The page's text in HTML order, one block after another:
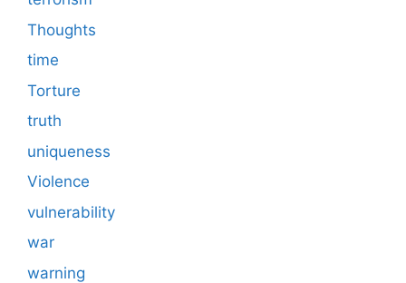
Thoughts
time
Torture
truth
uniqueness
Violence
vulnerability
war
warning